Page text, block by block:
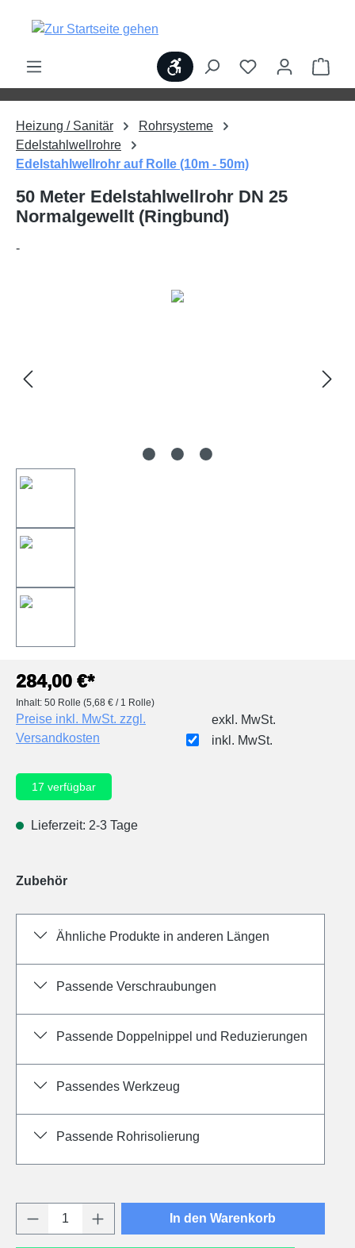
springen
Werkzeugleiste anzeigen
Heizung / Sanitär
Rohrsysteme
Edelstahlwellrohre
Edelstahlwellrohr auf Rolle (10m - 50m)
50 Meter Edelstahlwellrohr DN 25
Normalgewellt (Ringbund)
-
284,00 €*
Inhalt: 50 Rolle (5,68 € / 1 Rolle)
Preise inkl. MwSt. zzgl.
Versandkosten
exkl. MwSt.
inkl. MwSt.
17 verfügbar
Lieferzeit: 2-3 Tage
Zubehör
Ähnliche Produkte in anderen Längen
Passende Verschraubungen
Passende Doppelnippel und Reduzierungen
Passendes Werkzeug
Passende Rohrisolierung
Produkt Anzahl: Gib den gewünschten
In den Warenkorb